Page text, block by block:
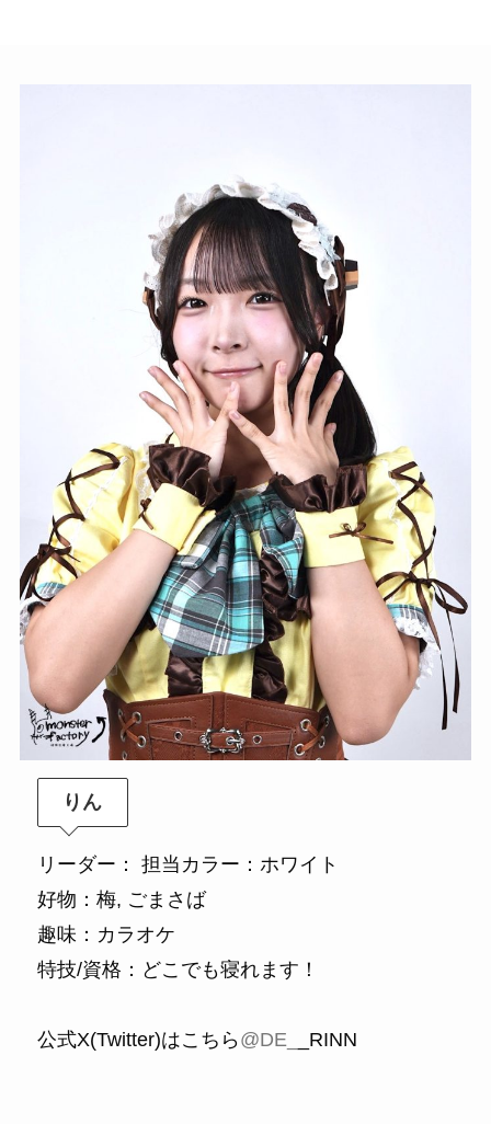
りん
リーダー： 担当カラー：ホワイト
好物：梅, ごまさば
趣味：カラオケ
特技/資格：どこでも寝れます！
公式X(Twitter)はこちら@DE_ _RINN